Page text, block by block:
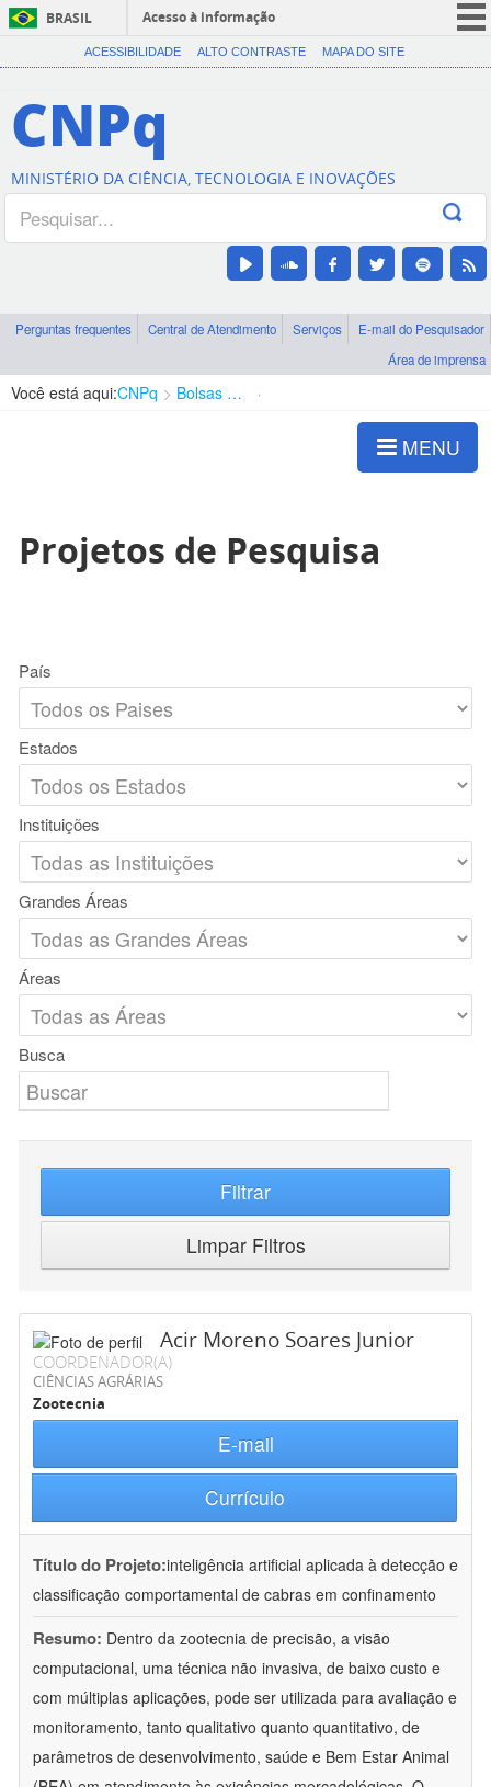
BRASIL
Acesso à informação
CORONAVÍRUS (COVID-19)
Canais
ACESSIBILIDADE ALTO CONTRASTE MAPA DO SITE
CNPq
MINISTÉRIO DA CIÊNCIA, TECNOLOGIA E INOVAÇÕES
Perguntas frequentes Central de Atendimento Serviços
E-mail do Pesquisador
Área de imprensa
Você está aqui:CNPq Bolsas e Auxílios Vigentes
MENU
Projetos de Pesquisa
País
Estados
Instituições
Grandes Áreas
Áreas
Busca
Filtrar
Limpar Filtros
Acir Moreno Soares Junior
COORDENADOR(A)
CIÊNCIAS AGRÁRIAS
Zootecnia
E-mail
Currículo
Título do Projeto:inteligência artificial aplicada à detecção e
classificação comportamental de cabras em confinamento
Resumo: Dentro da zootecnia de precisão, a visão
computacional, uma técnica não invasiva, de baixo custo e
com múltiplas aplicações, pode ser utilizada para avaliação e
monitoramento, tanto qualitativo quanto quantitativo, de
parâmetros de desenvolvimento, saúde e Bem Estar Animal